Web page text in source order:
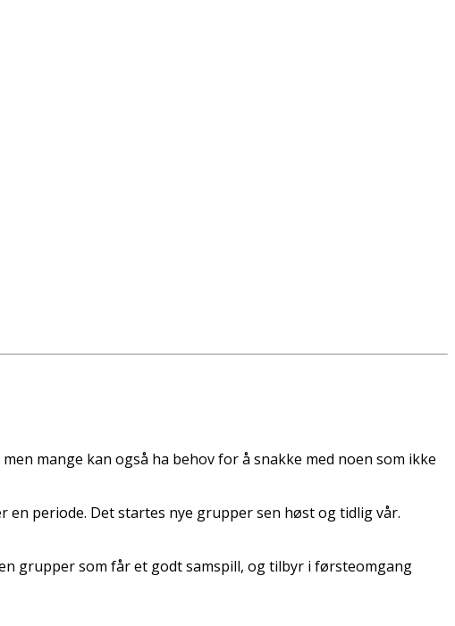
mange kan også ha behov for å snakke med noen som ikke
periode. Det startes nye grupper sen høst og tidlig vår.
grupper som får et godt samspill, og tilbyr i førsteomgang